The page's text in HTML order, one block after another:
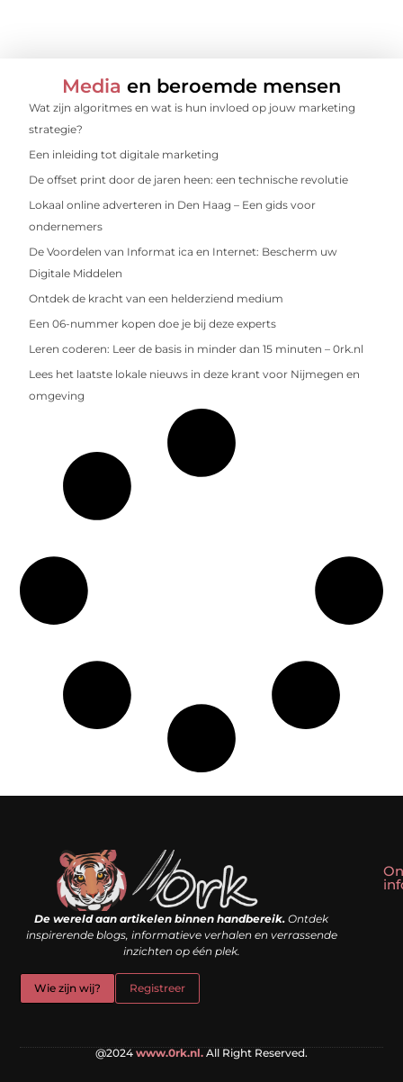
Media en beroemde mensen
Wat zijn algoritmes en wat is hun invloed op jouw marketing
strategie?
Een inleiding tot digitale marketing
De offset print door de jaren heen: een technische revolutie
Lokaal online adverteren in Den Haag – Een gids voor
ondernemers
De Voordelen van Informat ica en Internet: Bescherm uw
Digitale Middelen
Ontdek de kracht van een helderziend medium
Een 06-nummer kopen doe je bij deze experts
Leren coderen: Leer de basis in minder dan 15 minuten – 0rk.nl
Lees het laatste lokale nieuws in deze krant voor Nijmegen en
omgeving
De wereld aan artikelen binnen handbereik. Ontdek
inspirerende blogs, informatieve verhalen en verrassende
inzichten op één plek.
Wie zijn wij? Registreer
@2024 www.0rk.nl. All Right Reserved.